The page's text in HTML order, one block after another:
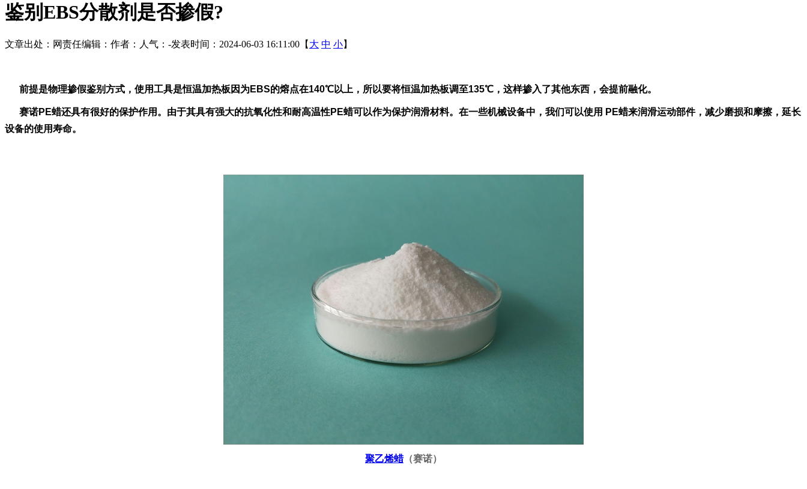
鉴别EBS分散剂是否掺假?
文章出处： 网责任编辑： 作者： 人气： -发表时间：2024-06-03 16:11:00【 大 中 小】
前提是物理掺假鉴别方式，使用工具是恒温加热板因为EBS的熔点在140℃以上，所以要将恒温加热板调至135℃，这样掺入了其他东西，会提前融化。
赛诺PE蜡还具有很好的保护作用。由于其具有强大的抗氧化性和耐高温性PE蜡可以作为保护润滑材料。在一些机械设备中，我们可以使用 PE蜡来润滑运动部件，减少磨损和摩擦，延长
设备的使用寿命。
聚乙烯蜡（赛诺）